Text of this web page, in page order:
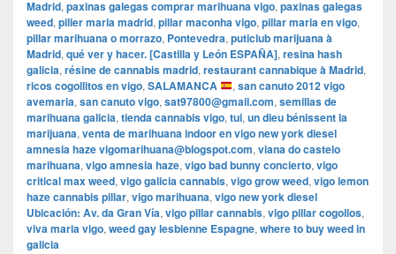
Madrid, paxinas galegas comprar marihuana vigo, paxinas galegas
weed, pilier maria madrid, pillar maconha vigo, pillar maria en vigo,
pillar marihuana o morrazo, Pontevedra, puticlub marijuana à
Madrid, qué ver y hacer. [Castilla y León ESPAÑA], resina hash
galicia, résine de cannabis madrid, restaurant cannabique à Madrid,
ricos cogollitos en vigo, SALAMANCA , san canuto 2012 vigo
avemaria, san canuto vigo, sat97800@gmail.com, semillas de
marihuana galicia, tienda cannabis vigo, tui, un dieu bénissent la
marijuana, venta de marihuana indoor en vigo new york diesel
amnesia haze vigomarihuana@blogspot.com, viana do castelo
marihuana, vigo amnesia haze, vigo bad bunny concierto, vigo
critical max weed, vigo galicia cannabis, vigo grow weed, vigo lemon
haze cannabis pillar, vigo marihuana, vigo new york diesel
Ubicación: Av. da Gran Vía, vigo pillar cannabis, vigo pillar cogollos,
viva maria vigo, weed gay lesbienne Espagne, where to buy weed in
galicia